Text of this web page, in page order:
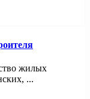
жилых
...